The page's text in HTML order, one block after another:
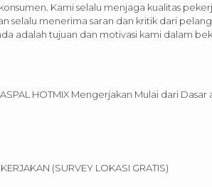
Kami selalu menjaga kualitas
selalu menerima saran dan kritik dari
adalah tujuan dan motivasi kami dalam
HOTMIX Mengerjakan Mulai dari Dasar
(SURVEY LOKASI GRATIS)